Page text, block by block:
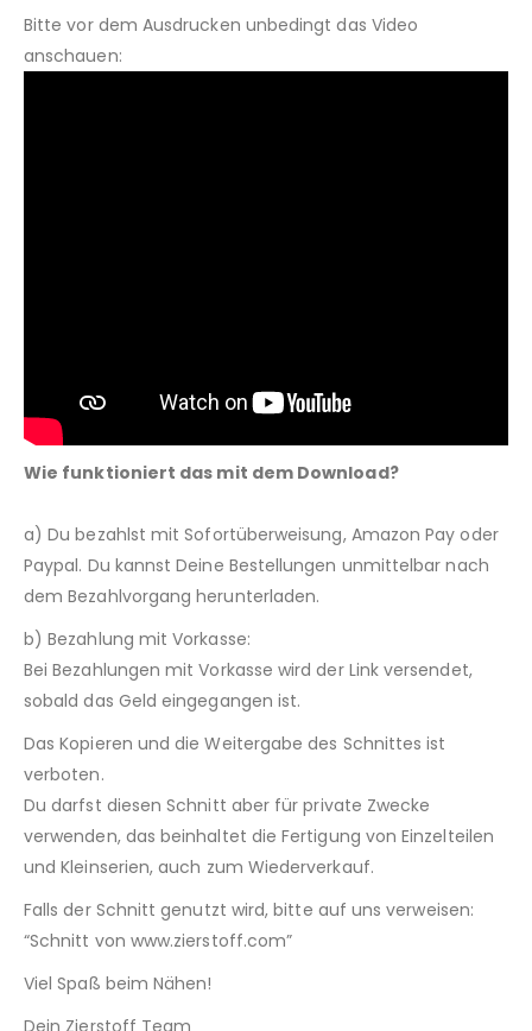
Bitte vor dem Ausdrucken unbedingt das Video
anschauen:
Wie funktioniert das mit dem Download?
a) Du bezahlst mit Sofortüberweisung, Amazon Pay oder
Paypal. Du kannst Deine Bestellungen unmittelbar nach
dem Bezahlvorgang herunterladen.
b) Bezahlung mit Vorkasse:
Bei Bezahlungen mit Vorkasse wird der Link versendet,
sobald das Geld eingegangen ist.
Das Kopieren und die Weitergabe des Schnittes ist
verboten.
Du darfst diesen Schnitt aber für private Zwecke
verwenden, das beinhaltet die Fertigung von Einzelteilen
und Kleinserien, auch zum Wiederverkauf.
Falls der Schnitt genutzt wird, bitte auf uns verweisen:
“Schnitt von www.zierstoff.com”
Viel Spaß beim Nähen!
Dein Zierstoff Team